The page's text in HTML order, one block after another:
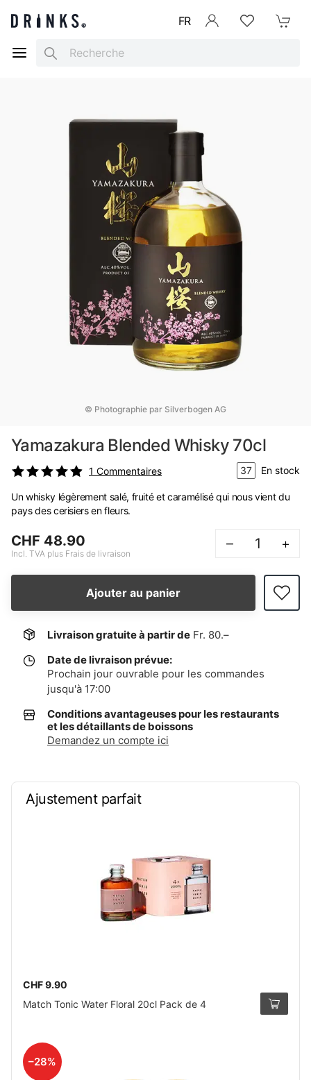
FR
Search
© Photographie par Silverbogen AG
Yamazakura Blended Whisky 70cl
1 Commentaires 37 En stock
Un whisky légèrement salé, fruité et caramélisé qui nous vient du
pays des cerisiers en fleurs.
CHF 48.90
Incl. TVA plus Frais de livraison
– +
Ajouter au panier
Livraison gratuite à partir de Fr. 80.–
Date de livraison prévue:
Prochain jour ouvrable pour les commandes
jusqu'à 17:00
Conditions avantageuses pour les restaurants
et les détaillants de boissons
Demandez un compte ici
Ajustement parfait
CHF 9.90
Match Tonic Water Floral 20cl Pack de 4
–28%